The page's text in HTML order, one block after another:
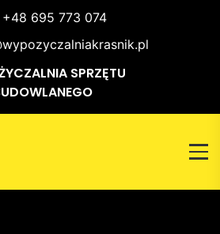
+48 695 773 074
SPRZĘTU